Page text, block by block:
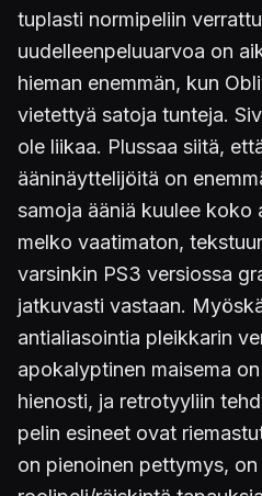
tuplasti normipeliin
uudelleenpeluuarvoa on
hieman enemmän, kun
vietettyä satoja tunteja.
ole liikaa. Plussaa siitä,
ääninäyttelijöitä on
samoja ääniä kuulee koko
melko vaatimaton,
varsinkin PS3 versiossa
jatkuvasti vastaan.
antialiasointia pleikkarin
apokalyptinen maisema
hienosti, ja retrotyyliin
pelin esineet ovat
on pienoinen pettymys,